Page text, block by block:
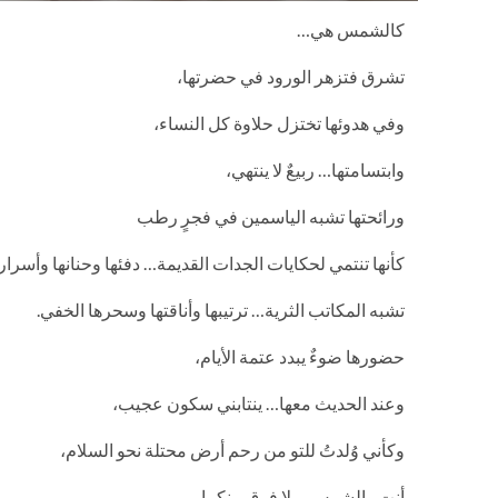
كالشمس هي…
تشرق فتزهر الورود في حضرتها،
وفي هدوئها تختزل حلاوة كل النساء،
وابتسامتها… ربيعٌ لا ينتهي،
ورائحتها تشبه الياسمين في فجرٍ رطب
كأنها تنتمي لحكايات الجدات القديمة… دفئها وحنانها
تشبه المكاتب الثرية… ترتيبها وأناقتها وسحرها الخفي.
حضورها ضوءٌ يبدد عتمة الأيام،
وعند الحديث معها… ينتابني سكون عجيب،
وكأني وُلدتُ للتو من رحم أرض محتلة نحو السلام،